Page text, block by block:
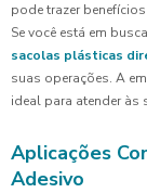
pode trazer
Se você está em
sacolas plásticas
suas operações. A
ideal para atender às
Aplicações
Adesivo